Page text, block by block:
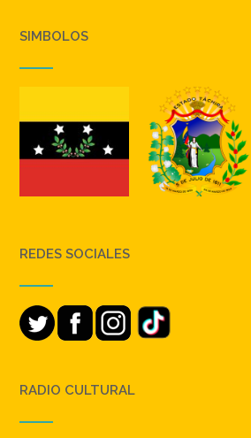
SIMBOLOS
REDES SOCIALES
RADIO CULTURAL